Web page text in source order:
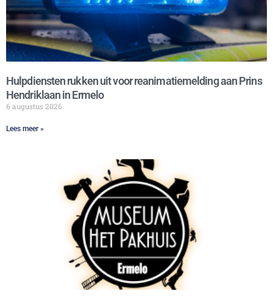
Hulpdiensten rukken uit voor reanimatiemelding aan Prins
Hendriklaan in Ermelo
6 augustus 2026
Lees meer »